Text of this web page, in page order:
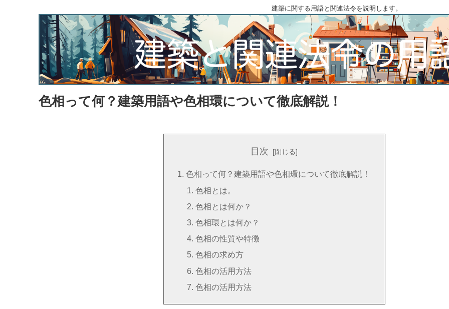
建築に関する用語と関連法令を説明します。
色相って何？建築用語や色相環について徹底解説！
目次
色相って何？建築用語や色相環について徹底解説！
色相とは。
色相とは何か？
色相環とは何か？
色相の性質や特徴
色相の求め方
色相の活用方法
色相の活用方法